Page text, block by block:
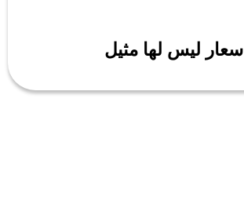
اسعار ليس لها مثيل